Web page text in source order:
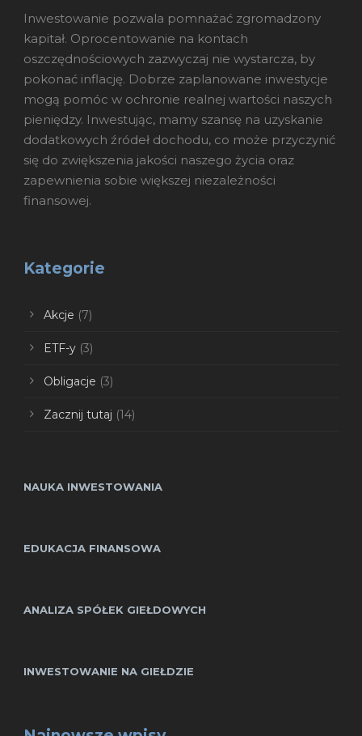
Inwestowanie pozwala pomnażać zgromadzony
kapitał. Oprocentowanie na kontach
oszczędnościowych zazwyczaj nie wystarcza, by
pokonać inflację. Dobrze zaplanowane inwestycje
mogą pomóc w ochronie realnej wartości naszych
pieniędzy. Inwestując, mamy szansę na uzyskanie
dodatkowych źródeł dochodu, co może przyczynić
się do zwiększenia jakości naszego życia oraz
zapewnienia sobie większej niezależności
finansowej.
Kategorie
Akcje (7)
ETF-y (3)
Obligacje (3)
Zacznij tutaj (14)
NAUKA INWESTOWANIA
EDUKACJA FINANSOWA
ANALIZA SPÓŁEK GIEŁDOWYCH
INWESTOWANIE NA GIEŁDZIE